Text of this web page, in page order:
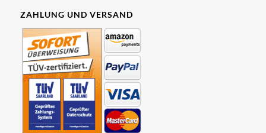
ZAHLUNG UND VERSAND